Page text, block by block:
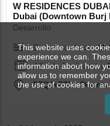
W RESIDENCES
Dubai (Downtown
Desarrollo
Distancia al mar:
Año de finalización:
57QJ+P78 -
This website uses
experience we can.
information about how
allow us to remember
the use of cookies for